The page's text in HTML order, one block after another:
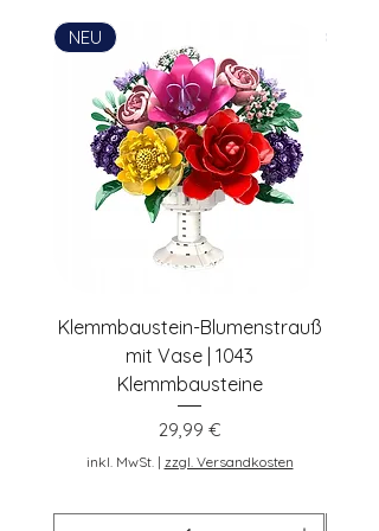
Postadresse: Lentruper Ring 19, DE-
48231 Warendorf, Deutschland,
pennybricks.de -
shop@pennybricks.de
NEU
Klemmbaustein-Blumenstrauß
mit Vase | 1043
Klemmbausteine
Preis
29,99 €
inkl. MwSt.| zzgl. Versandkosten